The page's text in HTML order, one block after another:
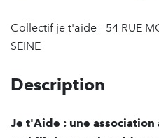
Collectif je t'aide - 54 RUE
SEINE
Description
Je t'Aide : une